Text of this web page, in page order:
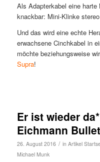
Als Adapterkabel eine
knackbar: Mini-Klinke
Und das wird eine echte
erwachsene Cinchkabel in
möchte beziehungsweise
Supra!
Er ist wieder
Eichmann
26. August 2016 / in Artikel
Michael Munk